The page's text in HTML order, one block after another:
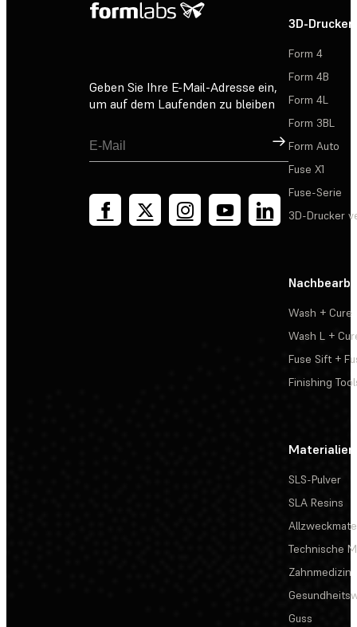
Geben Sie Ihre E-Mail-Adresse ein,
um auf dem Laufenden zu bleiben
Registrieren
3D-Drucker
Form 4
Form 4B
Form 4L
Form 3BL
Form Auto
Fuse X1
Fuse-Serie
3D-Drucker
Wash + Cure
Wash L +
Fuse Sift +
Finishing
Materialien
SLS-Pulver
SLA Resins
Technische
Zahnmedizin
Guss